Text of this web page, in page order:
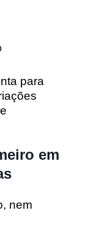
para
em
nem